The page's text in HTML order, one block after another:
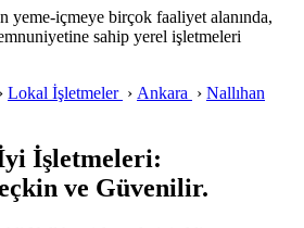
yeme-içmeye birçok faaliyet alanında,
sahip yerel işletmeleri
› Lokal İşletmeler › Ankara › Nallıhan
İşletmeleri:
ve Güvenilir.